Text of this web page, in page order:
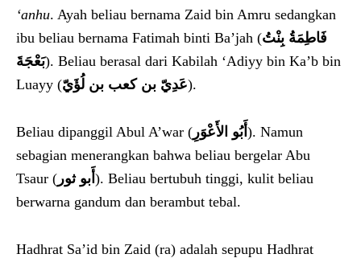
‘anhu. Ayah beliau bernama Zaid bin Amru sedangkan
ibu beliau bernama Fatimah binti Ba’jah (فَاطِمَةُ بِنْتُ
بَعْجَةَ). Beliau berasal dari Kabilah ‘Adiyy bin Ka’b bin
Luayy (عَدِيّ بن كعب بن لُؤَيّ).
Beliau dipanggil Abul A’war ( أَبُو الأَعْوَرِ). Namun
sebagian menerangkan bahwa beliau bergelar Abu
Tsaur ( أَبو ثور). Beliau bertubuh tinggi, kulit beliau
berwarna gandum dan berambut tebal.
Hadhrat Sa’id bin Zaid (ra) adalah sepupu Hadhrat